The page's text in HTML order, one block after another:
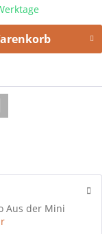
Aus der Mini